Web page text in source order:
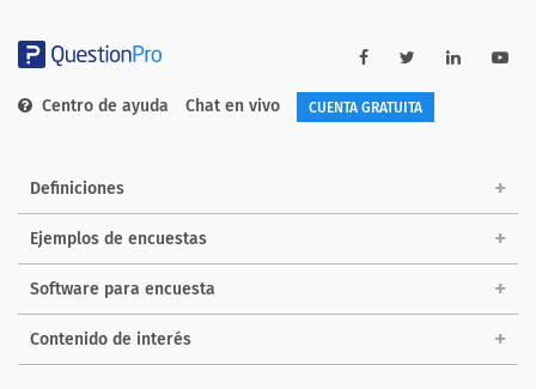
Centro de ayuda Chat en vivo CUENTA GRATUITA
Definiciones
Ejemplos de encuestas
Software para encuesta
Contenido de interés